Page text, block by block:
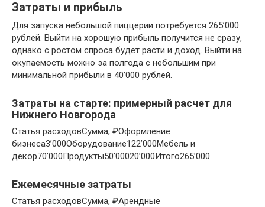
Затраты и прибыль
Для запуска небольшой пиццерии потребуется 265’000
рублей. Выйти на хорошую прибыль получится не сразу,
однако с ростом спроса будет расти и доход. Выйти на
окупаемость можно за полгода с небольшим при
минимальной прибыли в 40’000 рублей.
Затраты на старте: примерный расчет для
Нижнего Новгорода
Статья расходовСумма, ₽Оформление
бизнеса3’000Оборудование122’000Мебель и
декор70’000Продукты50’00020’000Итого265’000
Ежемесячные затраты
Статья расходовСумма, ₽Арендные